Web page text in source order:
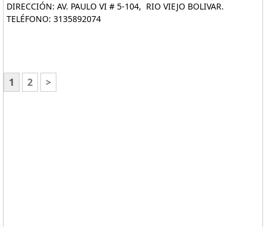
DIRECCIÓN: AV. PAULO VI # 5-104, RIO VIEJO BOLIVAR.
TELÉFONO: 3135892074
1 2 >